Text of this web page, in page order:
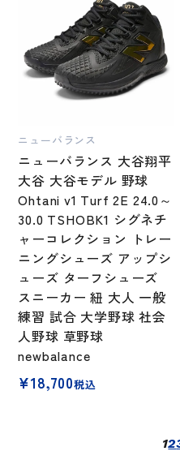
ニューバランス
ニューバランス 大谷翔平
大谷 大谷モデル 野球
Ohtani v1 Turf 2E 24.0～
30.0 TSHOBK1 シグネチ
ャーコレクション トレー
ニングシューズ アップシ
ューズ ターフシューズ
スニーカー 紐 大人 一般
練習 試合 大学野球 社会
人野球 草野球
newbalance
¥18,700税込
12